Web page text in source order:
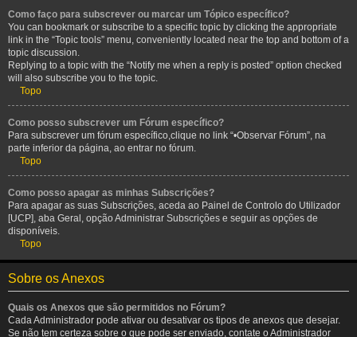
Como faço para subscrever ou marcar um Tópico específico?
You can bookmark or subscribe to a specific topic by clicking the appropriate
link in the “Topic tools” menu, conveniently located near the top and bottom of a
topic discussion.
Replying to a topic with the “Notify me when a reply is posted” option checked
will also subscribe you to the topic.
Topo
Como posso subscrever um Fórum específico?
Para subscrever um fórum específico,clique no link “•Observar Fórum”, na
parte inferior da página, ao entrar no fórum.
Topo
Como posso apagar as minhas Subscrições?
Para apagar as suas Subscrições, aceda ao Painel de Controlo do Utilizador
[UCP], aba Geral, opção Administrar Subscrições e seguir as opções de
disponíveis.
Topo
Sobre os Anexos
Quais os Anexos que são permitidos no Fórum?
Cada Administrador pode ativar ou desativar os tipos de anexos que desejar.
Se não tem certeza sobre o que pode ser enviado, contate o Administrador